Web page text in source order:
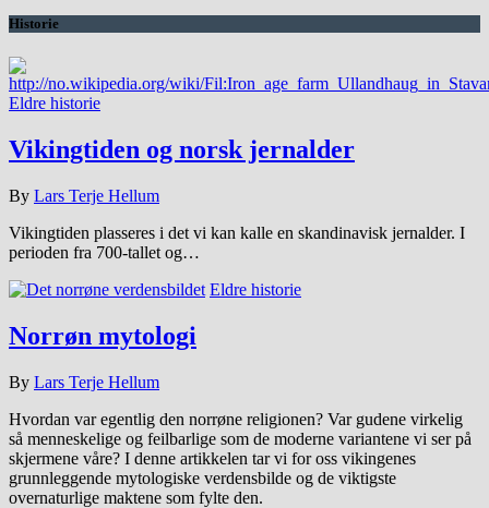
Historie
Eldre historie
Vikingtiden og norsk jernalder
By Lars Terje Hellum
Vikingtiden plasseres i det vi kan kalle en skandinavisk jernalder. I
perioden fra 700-tallet og…
Eldre historie
Norrøn mytologi
By Lars Terje Hellum
Hvordan var egentlig den norrøne religionen? Var gudene virkelig
så menneskelige og feilbarlige som de moderne variantene vi ser på
skjermene våre? I denne artikkelen tar vi for oss vikingenes
grunnleggende mytologiske verdensbilde og de viktigste
overnaturlige maktene som fylte den.